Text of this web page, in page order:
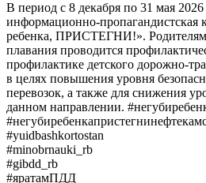
В период с 8 декабря по 31 мая 2026
информационно-пропагандистская
ребенка, ПРИСТЕГНИ!».
плавания проводится
профилактике детского дорожно-
в целях повышения уровня
перевозок, а также для снижения
данном направлении.
#yuidbashkortostan
#minobrnauki_rb
#gibdd_rb
#яратамПДД